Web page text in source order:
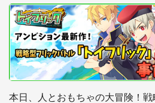
本日、人とおもちゃの大冒険！